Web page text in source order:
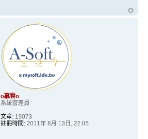
o慕雲o
系統管理員
文章:19073
註冊時間:2011年 8月 13日, 22:05